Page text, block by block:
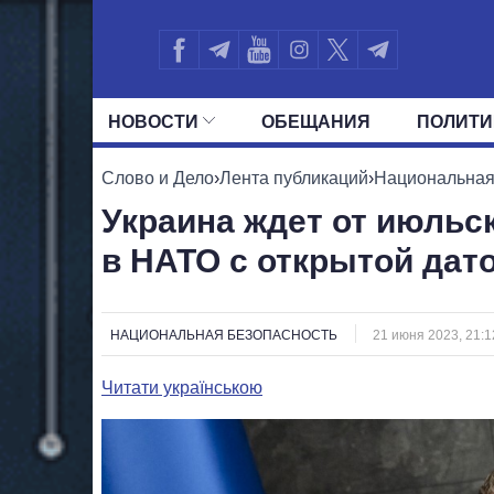
НОВОСТИ ОБЕЩАНИЯ
ВСЕ ПОЛИТИКИ ПРЕЗИДЕНТ И
Слово и Дело›Лента публикаций›
Украина ждет от
в НАТО с открытой
НАЦИОНАЛЬНАЯ БЕЗОПАСНОСТЬ 21 июня 2023,
Читати українською